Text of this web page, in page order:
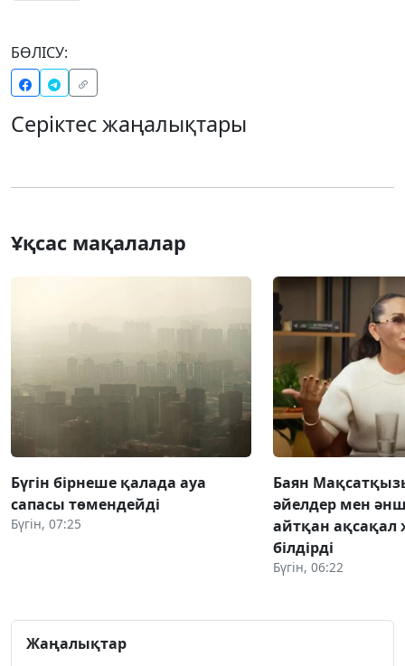
БӨЛІСУ:
Серіктес жаңалықтары
Ұқсас мақалалар
Бүгін бірнеше қалада ауа
сапасы төмендейді
Бүгін, 07:25
Баян
әйелдер мен
айтқан ақсақал
білдірді
Бүгін, 06:22
Жаңалықтар